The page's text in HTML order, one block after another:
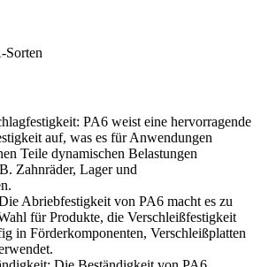
Sorten
PA6 weist eine hervorragende
auf, was es für Anwendungen
Teile dynamischen Belastungen
Zahnräder, Lager und
Abriebfestigkeit von PA6 macht es zu
für Produkte, die Verschleißfestigkeit
in Förderkomponenten, Verschleißplatten